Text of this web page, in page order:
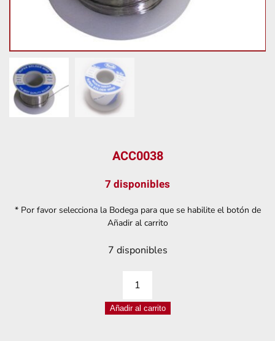
ACC0038
7 disponibles
* Por favor selecciona la Bodega para que se habilite el botón de
Añadir al carrito
7 disponibles
ROLLO
ESTAÑO
Añadir al carrito